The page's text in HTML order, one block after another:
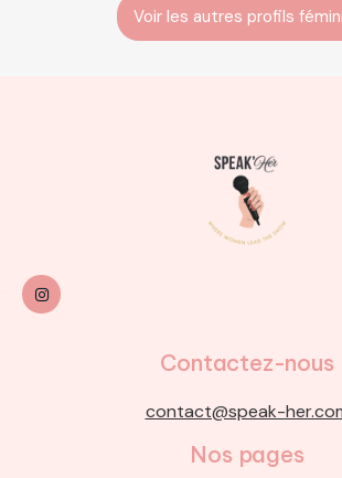
Voir les autres profils

Contactez-nous
contact@speak-
Nos pages